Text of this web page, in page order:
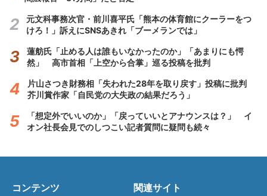
元文科事務次官・前川喜平氏「熊本の体育館にクーラーをつ
けろ！」訴えにSNSあきれ「ブーメランでは」
蓮舫氏「止める人は誰もいなかったのか」「あまりにも愕
然」 高市首相「上空から合掌」巡る投稿を批判
片山さつき財務相「失われた28年を取り戻す」投稿に批判
芥川賞作家「自民党の大失政の結果だろう」
「想定外でいいのか」「戻っていいとアナウンスは？」 イ
オン社長会見でのしつこい記者質問に疑問も続々
コンテンツ 関連サイト